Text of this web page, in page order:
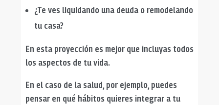
¿Te ves liquidando una deuda o remodelando
tu casa?
En esta proyección es mejor que incluyas todos
los aspectos de tu vida.
En el caso de la salud, por ejemplo, puedes
pensar en qué hábitos quieres integrar a tu